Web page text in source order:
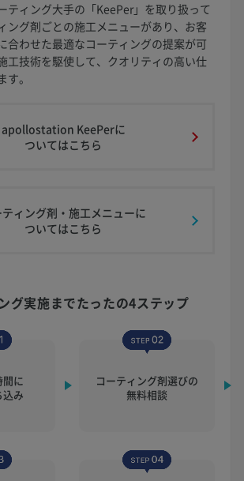
ティング大手の「KeePer」を取り扱って
ング剤ごとの施工メニューがあり、お客
合わせた最適なコーティングの提案が可
工技術を駆使して、クオリティの高い仕
す。
apollostation KeePerに
ついてはこちら
ティング剤・施工メニューに
ついてはこちら
グ実施までたったの4ステップ
間に
み
コーティング剤選びの
無料相談